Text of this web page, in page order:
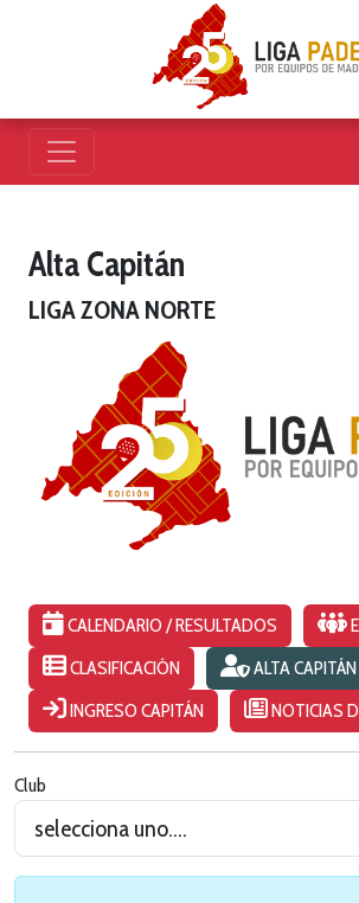
Alta Capitán
LIGA ZONA NORTE
CALENDARIO / RESULTADOS
CLASIFICACIÓN
ALTA CAPITÁN
INGRESO CAPITÁN
NOTICIAS
Club